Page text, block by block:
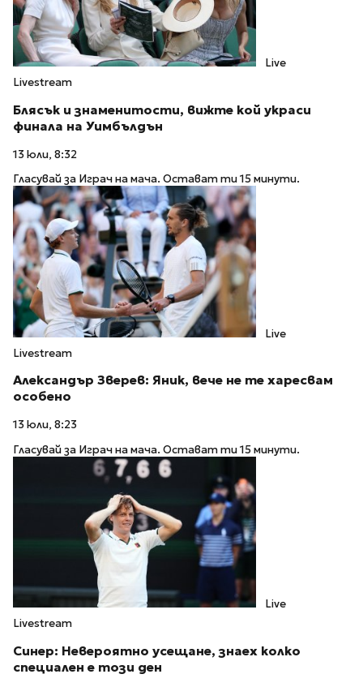
Live
Livestream
Блясък и знаменитости, вижте кой украси
финала на Уимбълдън
13 юли, 8:32
Гласувай за Играч на мача. Остават ти 15 минути.
Live
Livestream
Александър Зверев: Яник, вече не те харесвам
особено
13 юли, 8:23
Гласувай за Играч на мача. Остават ти 15 минути.
Live
Livestream
Синер: Невероятно усещане, знаех колко
специален е този ден